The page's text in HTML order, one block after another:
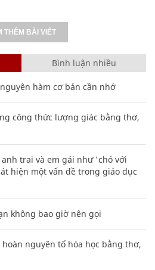
THÊM BÀI VIẾT
Bình luận nhiều
hàm cơ bản cần nhớ
công thức lượng giác bằng thơ,
trai và em gái như 'chó với
hiện một vấn đề trong giáo dục
không bao giờ nên gọi
nguyên tố hóa học bằng thơ,